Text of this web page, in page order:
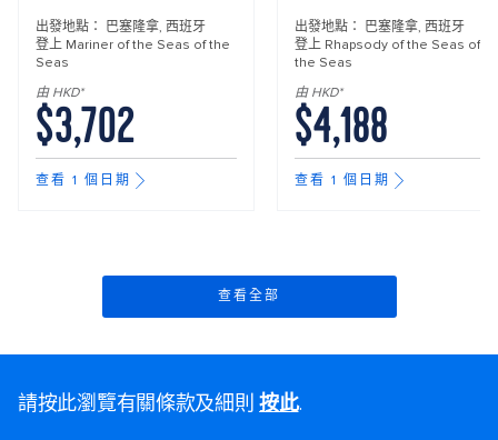
出發地點： 巴塞隆拿, 西班牙
登上 Mariner of the Seas of the
Seas
由 HKD*
$3,702
查看 1 個日期
出發地點： 巴塞隆拿, 西班牙
登上 Rhapsody of the Seas of
the Seas
由 HKD*
$4,188
查看 1 個日期
查看全部
請按此瀏覽有關條款及細則按此.